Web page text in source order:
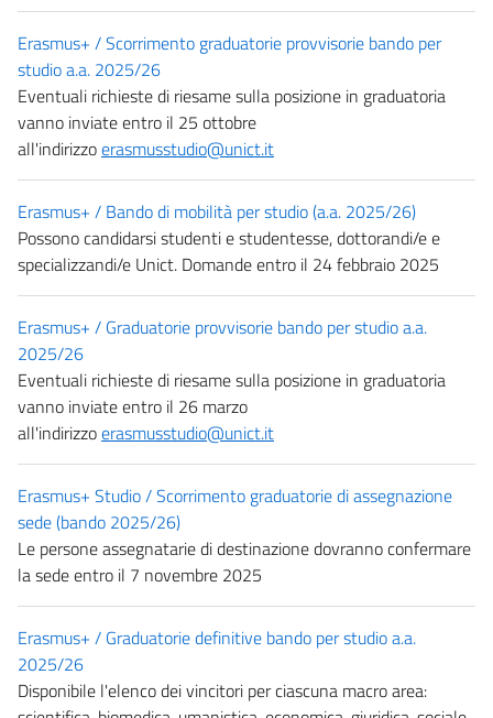
Erasmus+ / Scorrimento graduatorie provvisorie bando per
studio a.a. 2025/26
Eventuali richieste di riesame sulla posizione in graduatoria
vanno inviate entro il 25 ottobre
all'indirizzoerasmusstudio@unict.it
Erasmus+ / Bando di mobilità per studio (a.a. 2025/26)
Possono candidarsi studenti e studentesse, dottorandi/e e
specializzandi/e Unict. Domande entro il 24 febbraio 2025
Erasmus+ / Graduatorie provvisorie bando per studio a.a.
2025/26
Eventuali richieste di riesame sulla posizione in graduatoria
vanno inviate entro il 26 marzo
all'indirizzoerasmusstudio@unict.it
Erasmus+ Studio / Scorrimento graduatorie di assegnazione
sede (bando 2025/26)
Le persone assegnatarie di destinazione dovranno confermare
la sede entro il 7 novembre 2025
Erasmus+ / Graduatorie definitive bando per studio a.a.
2025/26
Disponibile l'elenco dei vincitori per ciascuna macro area: